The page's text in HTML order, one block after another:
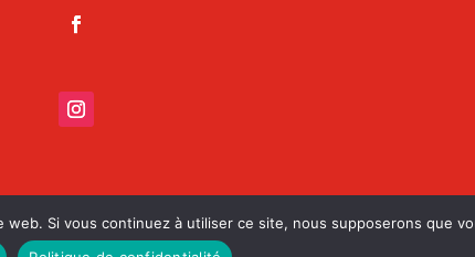
Si vous continuez à utiliser ce site, nous supposerons que